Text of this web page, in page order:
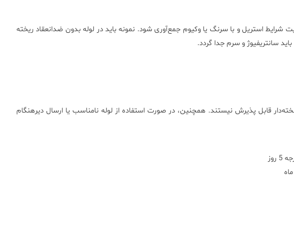
شرایط استریل و با سرنگ یا وکیوم جمع‌آوری شود. نمونه باید در لوله بدون ضدانعقاد ریخته
سانتریفیوژ و سرم جدا گردد.
قابل پذیرش نیستند. همچنین، در صورت استفاده از لوله نامناسب یا ارسال دیرهنگام